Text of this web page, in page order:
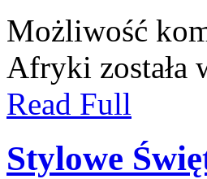
Możliwość
Afryki została
Read Full
Stylowe